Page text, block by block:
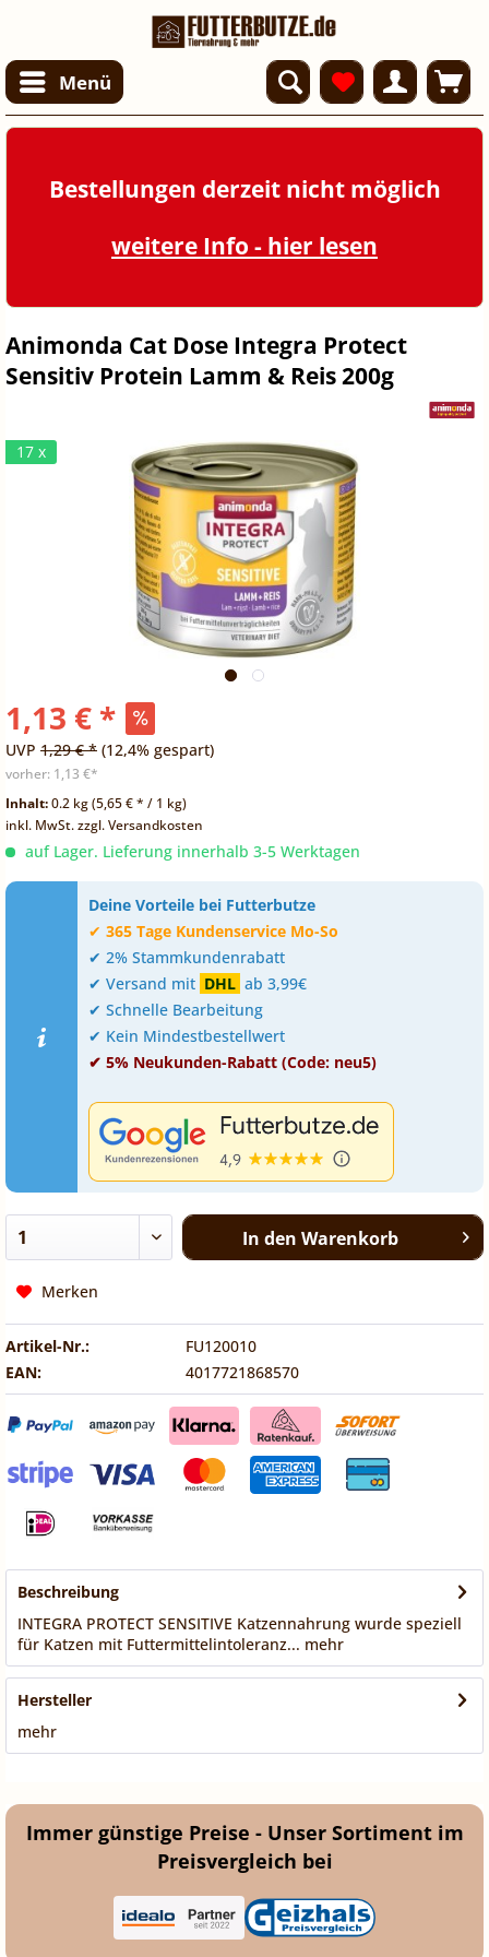
Menü
Bestellungen derzeit nicht möglich
weitere Info - hier lesen
Animonda Cat Dose Integra Protect
Sensitiv Protein Lamm & Reis 200g
17 x
1,13 € *
UVP 1,29 € * (12,4% gespart)
vorher: 1,13 €*
Inhalt:0.2 kg (5,65 € * / 1 kg)
inkl. MwSt.zzgl. Versandkosten
auf Lager. Lieferung innerhalb 3-5 Werktagen
Deine Vorteile bei Futterbutze
✔ 365 Tage Kundenservice Mo-So
✔ 2% Stammkundenrabatt
✔ Versand mit DHL ab 3,99€
✔ Schnelle Bearbeitung
✔ Kein Mindestbestellwert
✔ 5% Neukunden-Rabatt (Code: neu5)
In den Warenkorb
Merken
Artikel-Nr.:
FU120010
EAN:
4017721868570
Beschreibung
INTEGRA PROTECT SENSITIVE Katzennahrung wurde speziell
für Katzen mit Futtermittelintoleranz... mehr
Hersteller
mehr
Immer günstige Preise - Unser Sortiment im
Preisvergleich bei